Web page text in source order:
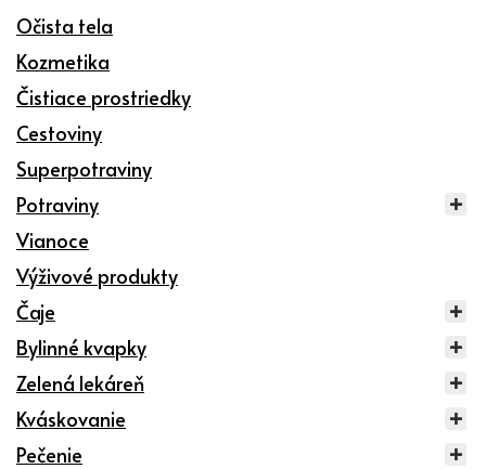
Očista tela
Kozmetika
Čistiace prostriedky
Cestoviny
Superpotraviny
Potraviny
Vianoce
Výživové produkty
Čaje
Bylinné kvapky
Zelená lekáreň
Kváskovanie
Pečenie